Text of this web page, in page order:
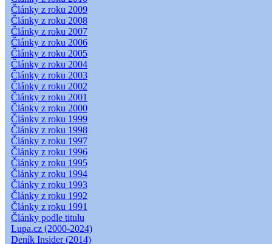
Články z roku 2009
Články z roku 2008
Články z roku 2007
Články z roku 2006
Články z roku 2005
Články z roku 2004
Články z roku 2003
Články z roku 2002
Články z roku 2001
Články z roku 2000
Články z roku 1999
Články z roku 1998
Články z roku 1997
Články z roku 1996
Články z roku 1995
Články z roku 1994
Články z roku 1993
Články z roku 1992
Články z roku 1991
Články podle titulu
Lupa.cz (2000-2024)
Deník Insider (2014)